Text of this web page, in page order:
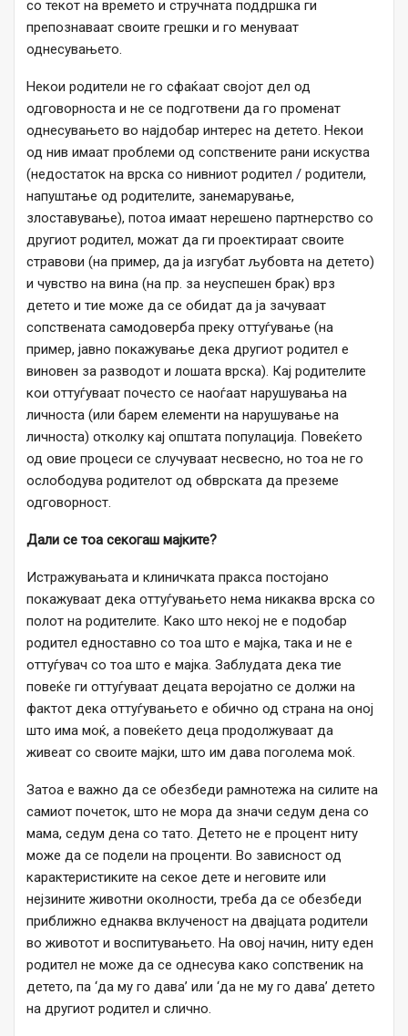
со текот на времето и стручната поддршка ги
препознаваат своите грешки и го менуваат
однесувањето.
Некои родители не го сфаќаат својот дел од
одговорноста и не се подготвени да го променат
однесувањето во најдобар интерес на детето. Некои
од нив имаат проблеми од сопствените рани искуства
(недостаток на врска со нивниот родител / родители,
напуштање од родителите, занемарување,
злоставување), потоа имаат нерешено партнерство со
другиот родител, можат да ги проектираат своите
стравови (на пример, да ја изгубат љубовта на детето)
и чувство на вина (на пр. за неуспешен брак) врз
детето и тие може да се обидат да ја зачуваат
сопствената самодоверба преку оттуѓување (на
пример, јавно покажување дека другиот родител е
виновен за разводот и лошата врска). Кај родителите
кои оттуѓуваат почесто се наоѓаат нарушувања на
личноста (или барем елементи на нарушување на
личноста) отколку кај општата популација. Повеќето
од овие процеси се случуваат несвесно, но тоа не го
ослободува родителот од обврската да преземе
одговорност.
Дали се тоа секогаш мајките?
Истражувањата и клиничката пракса постојано
покажуваат дека оттуѓувањето нема никаква врска со
полот на родителите. Како што некој не е подобар
родител едноставно со тоа што е мајка, така и не е
оттуѓувач со тоа што е мајка. Заблудата дека тие
повеќе ги оттуѓуваат децата веројатно се должи на
фактот дека оттуѓувањето е обично од страна на оној
што има моќ, а повеќето деца продолжуваат да
живеат со своите мајки, што им дава поголема моќ.
Затоа е важно да се обезбеди рамнотежа на силите на
самиот почеток, што не мора да значи седум дена со
мама, седум дена со тато. Детето не е процент ниту
може да се подели на проценти. Во зависност од
карактеристиките на секое дете и неговите или
нејзините животни околности, треба да се обезбеди
приближно еднаква вклученост на двајцата родители
во животот и воспитувањето. На овој начин, ниту еден
родител не може да се однесува како сопственик на
детето, па ‘да му го дава’ или ‘да не му го дава’ детето
на другиот родител и слично.